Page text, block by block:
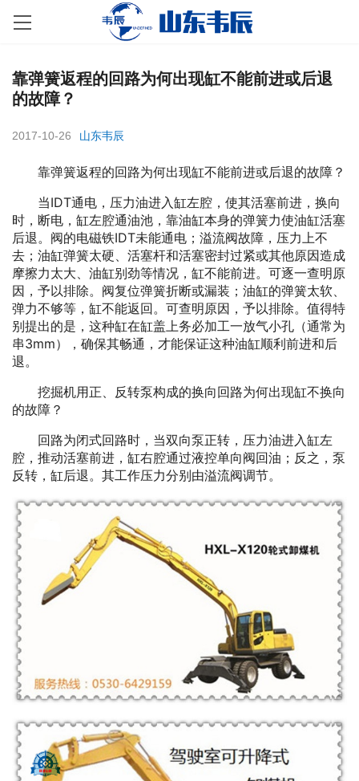
靠弹簧返程的回路为何出现缸不能前进或后退
的故障？
2017-10-26 山东韦辰
靠弹簧返程的回路为何出现缸不能前进或后退的故障？
当IDT通电，压力油进入缸左腔，使其活塞前进，换向
时，断电，缸左腔通油池，靠油缸本身的弹簧力使油缸活塞
后退。阀的电磁铁IDT未能通电；溢流阀故障，压力上不
去；油缸弹簧太硬、活塞杆和活塞密封过紧或其他原因造成
摩擦力太大、油缸别劲等情况，缸不能前进。可逐一查明原
因，予以排除。阀复位弹簧折断或漏装；油缸的弹簧太软、
弹力不够等，缸不能返回。可查明原因，予以排除。值得特
别提出的是，这种缸在缸盖上务必加工一放气小孔（通常为
串3mm），确保其畅通，才能保证这种油缸顺利前进和后
退。
挖掘机用正、反转泵构成的换向回路为何出现缸不换向
的故障？
回路为闭式回路时，当双向泵正转，压力油进入缸左
腔，推动活塞前进，缸右腔通过液控单向阀回油；反之，泵
反转，缸后退。其工作压力分别由溢流阀调节。